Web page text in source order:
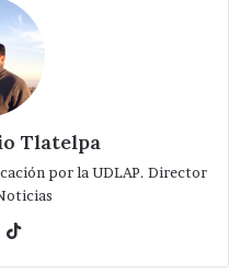
Tlatelpa
por la UDLAP. Director
YouTube